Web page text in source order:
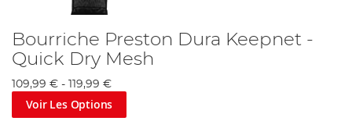
Bourriche Preston Dura Keepnet -
Quick Dry Mesh
109,99 € - 119,99 €
Voir Les Options